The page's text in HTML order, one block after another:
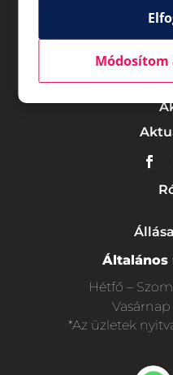
Általános
Hétfő –
Vasárnap
*Az üzletek